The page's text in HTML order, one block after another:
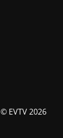
© EVTV 2026